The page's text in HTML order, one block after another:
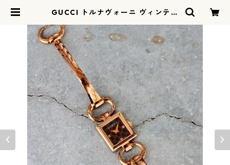
GUCCI トルナヴォーニ ヴィンテー
erond | ヴィンテージウォッチ 時計
店